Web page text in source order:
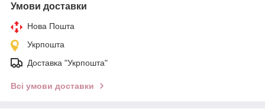
Умови доставки
Нова Пошта
Укрпошта
Доставка "Укрпошта"
Всі умови доставки